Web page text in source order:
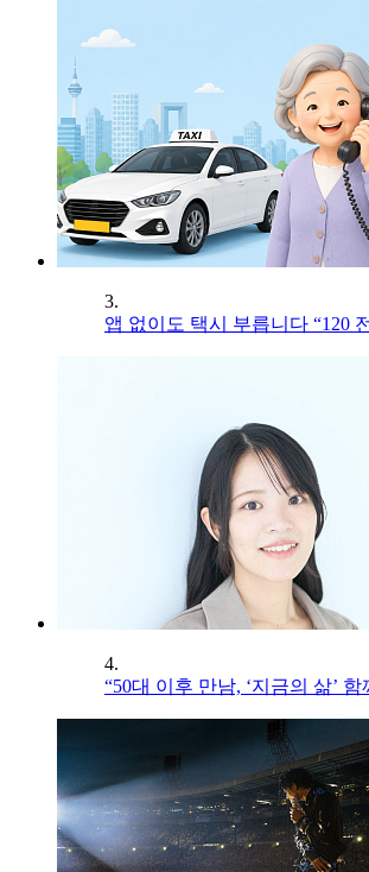
3.
앱 없이도 택시 부릅니다 “120
4.
“50대 이후 만남, ‘지금의 삶’